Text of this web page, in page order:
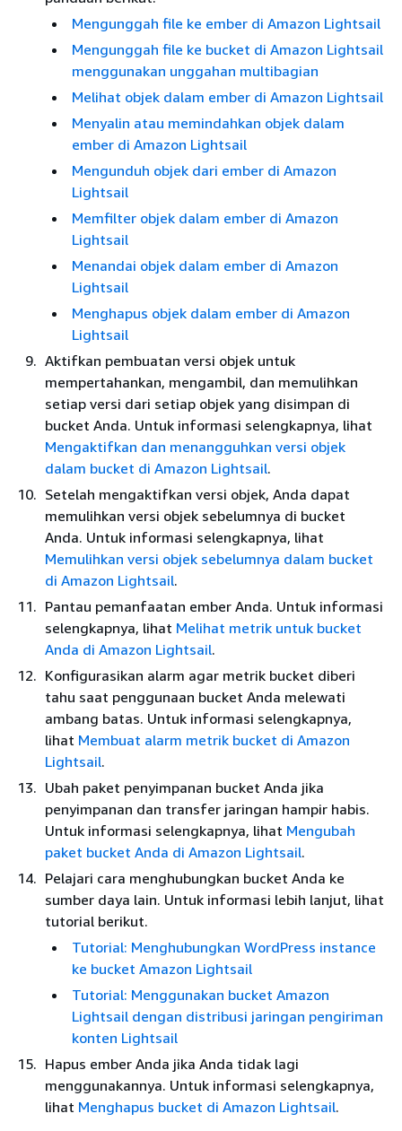
Mengunggah file ke ember di Amazon Lightsail
Mengunggah file ke bucket di Amazon Lightsail
menggunakan unggahan multibagian
Melihat objek dalam ember di Amazon Lightsail
Menyalin atau memindahkan objek dalam
ember di Amazon Lightsail
Mengunduh objek dari ember di Amazon
Lightsail
Memfilter objek dalam ember di Amazon
Lightsail
Menandai objek dalam ember di Amazon
Lightsail
Menghapus objek dalam ember di Amazon
Lightsail
Aktifkan pembuatan versi objek untuk
mempertahankan, mengambil, dan memulihkan
setiap versi dari setiap objek yang disimpan di
bucket Anda. Untuk informasi selengkapnya, lihat
Mengaktifkan dan menangguhkan versi objek
dalam bucket di Amazon Lightsail.
Setelah mengaktifkan versi objek, Anda dapat
memulihkan versi objek sebelumnya di bucket
Anda. Untuk informasi selengkapnya, lihat
Memulihkan versi objek sebelumnya dalam bucket
di Amazon Lightsail.
Pantau pemanfaatan ember Anda. Untuk informasi
selengkapnya, lihat Melihat metrik untuk bucket
Anda di Amazon Lightsail.
Konfigurasikan alarm agar metrik bucket diberi
tahu saat penggunaan bucket Anda melewati
ambang batas. Untuk informasi selengkapnya,
lihat Membuat alarm metrik bucket di Amazon
Lightsail.
Ubah paket penyimpanan bucket Anda jika
penyimpanan dan transfer jaringan hampir habis.
Untuk informasi selengkapnya, lihat Mengubah
paket bucket Anda di Amazon Lightsail.
Pelajari cara menghubungkan bucket Anda ke
sumber daya lain. Untuk informasi lebih lanjut, lihat
tutorial berikut.
Tutorial: Menghubungkan WordPress instance
ke bucket Amazon Lightsail
Tutorial: Menggunakan bucket Amazon
Lightsail dengan distribusi jaringan pengiriman
konten Lightsail
Hapus ember Anda jika Anda tidak lagi
menggunakannya. Untuk informasi selengkapnya,
lihat Menghapus bucket di Amazon Lightsail.